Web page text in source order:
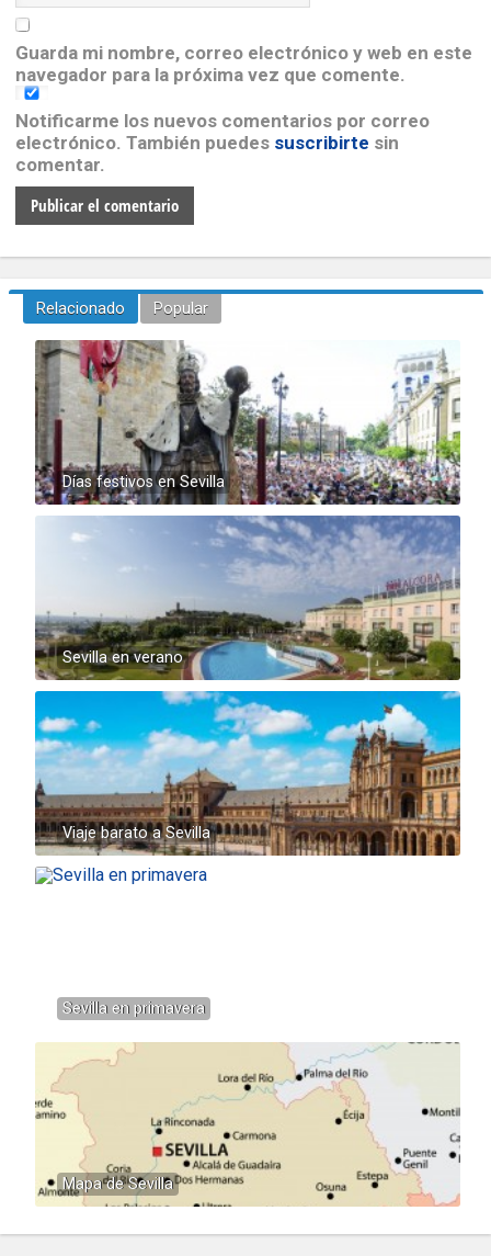
Guarda mi nombre, correo electrónico y web en este
navegador para la próxima vez que comente.
Notificarme los nuevos comentarios por correo
electrónico. También puedes suscribirte sin
comentar.
Relacionado Popular
Días festivos en Sevilla
Sevilla en verano
Viaje barato a Sevilla
Sevilla en primavera
Mapa de Sevilla